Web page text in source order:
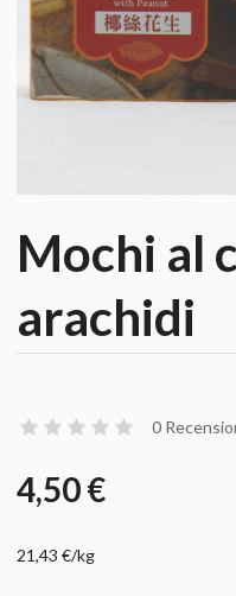
Mochi al
arachidi
0
4,50 €
21,43 €/kg